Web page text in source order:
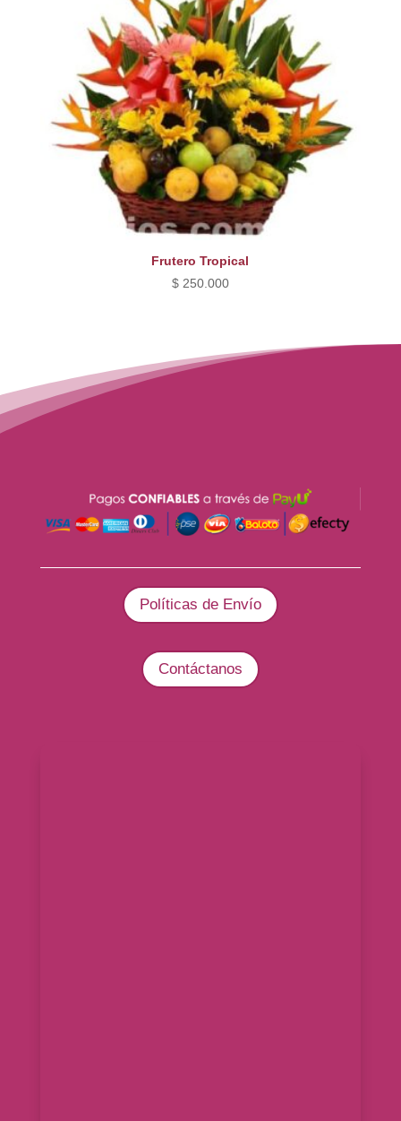
Frutero Tropical
$250.000
Políticas de Envío
Contáctanos